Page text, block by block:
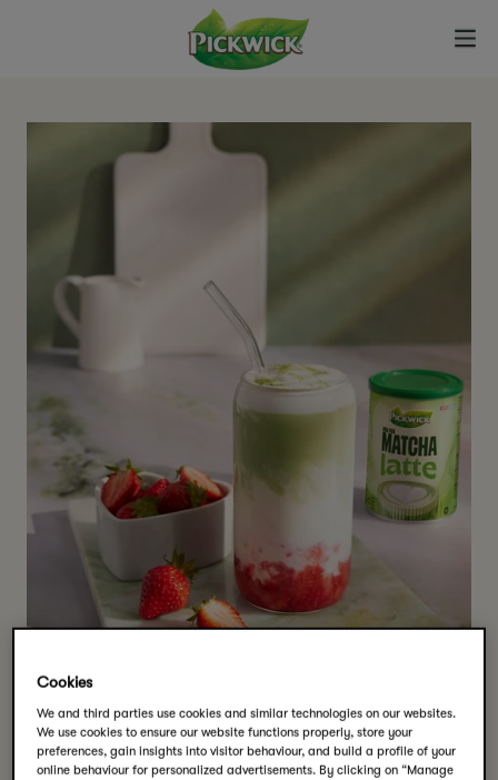
Cookies
We and third parties use cookies and similar technologies on our websites.
We use cookies to ensure our website functions properly, store your
preferences, gain insights into visitor behaviour, and build a profile of your
online behaviour for personalized advertisements. By clicking on “Manage